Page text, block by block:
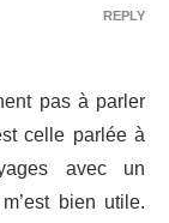
pas à parler
celle parlée à
avec un
bien utile.
REPLY